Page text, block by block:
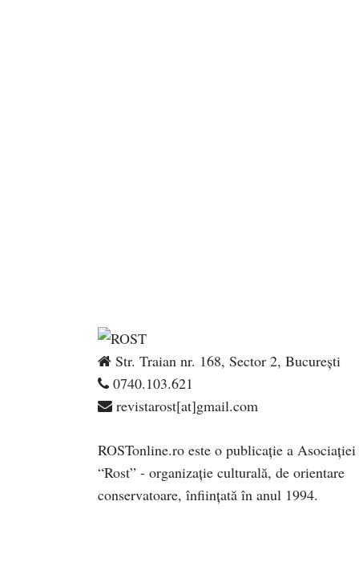
Str. Traian nr. 168, Sector 2, București
0740.103.621
revistarost[at]gmail.com
ROSTonline.ro este o publicaţie a Asociaţiei
“Rost” - organizaţie culturală, de orientare
conservatoare, înfiinţată în anul 1994.